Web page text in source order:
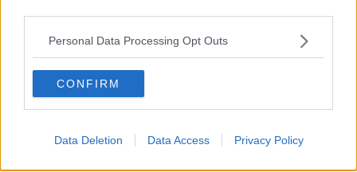
Personal Data Processing Opt Outs
CONFIRM
Data Deletion Data Access Privacy Policy
Non hanno un amico a teatro​
​Tutta una questione di rispetto
​Cose che ci esauriscono
​Vespa che passione!
​Lasciate ai vostri figli il diritto di piangere
​Parole d’amore regalate al vento
​Saper pazientare
​Giornata del Fiocchetto Lilla